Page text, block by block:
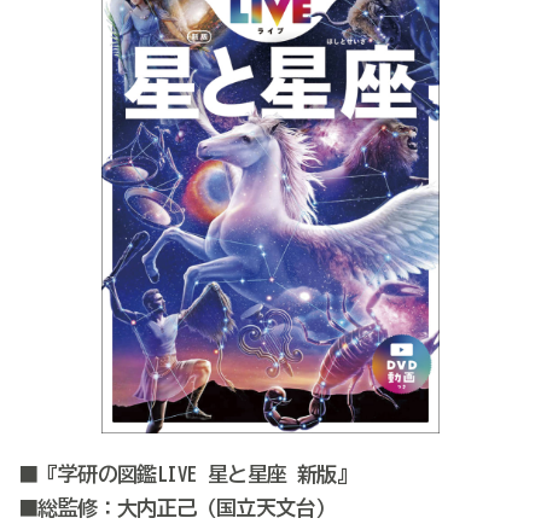
■『学研の図鑑LIVE 星と星座 新版』
■総監修： 大内正己（ 国立天文台）